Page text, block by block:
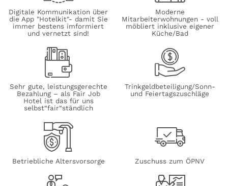
Digitale Kommunikation über
die App "Hotelkit"- damit Sie
immer bestens imformiert
und vernetzt sind!
Moderne
Mitarbeiterwohnungen - voll
möbliert inklusive eigener
Küche/Bad
Sehr gute, leistungsgerechte
Bezahlung – als Fair Job
Hotel ist das für uns
selbst“fair“ständlich
Trinkgeldbeteiligung/Sonn-
und Feiertagszuschläge
Betriebliche Altersvorsorge Zuschuss zum ÖPNV